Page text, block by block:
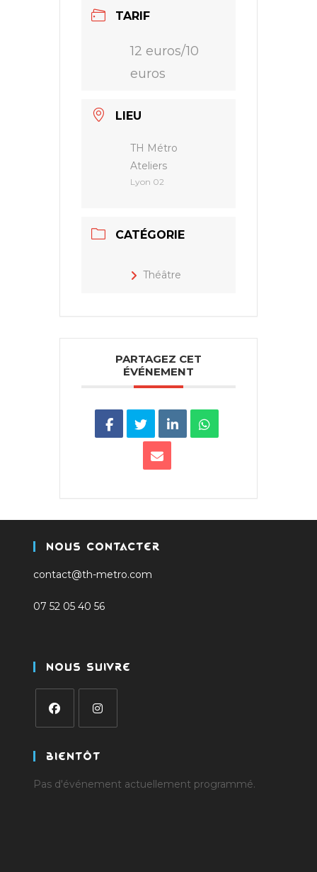
TARIF
12 euros/10
euros
LIEU
TH Métro
Ateliers
Lyon 02
CATÉGORIE
Théâtre
PARTAGEZ CET
ÉVÉNEMENT
Nous Contacter
contact@th-metro.com
07 52 05 40 56
Nous Suivre
dans
nouvel
dans
nouvel
Bientôt
Pas d'événement actuellement programmé.